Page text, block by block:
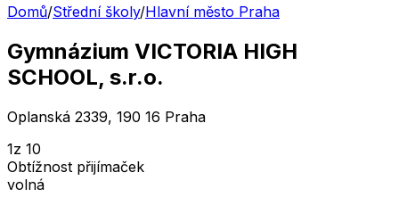
Domů/Střední školy/Hlavní město Praha
Gymnázium VICTORIA HIGH
SCHOOL, s.r.o.
Oplanská 2339, 190 16 Praha
1z 10
Obtížnost přijímaček
volná